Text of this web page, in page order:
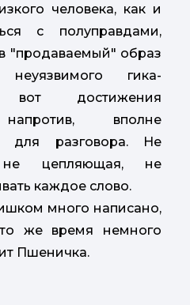
человека, как и
с полуправдами,
"продаваемый" образ
гика-
достижения
напротив, вполне
для разговора. Не
не цепляющая, не
каждое слово.
много написано,
же время немного
Пшеничка.